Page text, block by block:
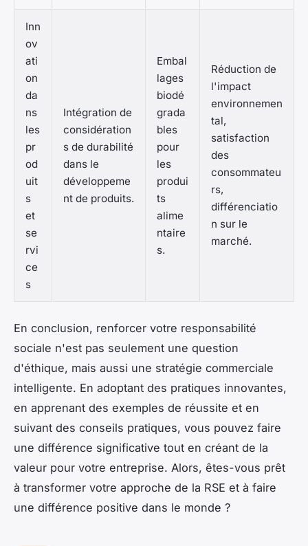
Inn
ov
ati
on
da
ns
les
pr
od
uit
s
et
se
rvi
ce
s
Intégration de
considération
s de durabilité
dans le
développeme
nt de produits.
Embal
lages
biodé
grada
bles
pour
les
produi
ts
alime
ntaire
s.
Réduction de
l'impact
environnemen
tal,
satisfaction
des
consommateu
rs,
différenciatio
n sur le
marché.
En conclusion, renforcer votre responsabilité
sociale n'est pas seulement une question
d'éthique, mais aussi une stratégie commerciale
intelligente. En adoptant des pratiques innovantes,
en apprenant des exemples de réussite et en
suivant des conseils pratiques, vous pouvez faire
une différence significative tout en créant de la
valeur pour votre entreprise. Alors, êtes-vous prêt
à transformer votre approche de la RSE et à faire
une différence positive dans le monde ?